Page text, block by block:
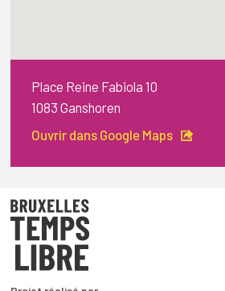
Place Reine Fabiola 10
1083 Ganshoren
Ouvrir dans Google Maps